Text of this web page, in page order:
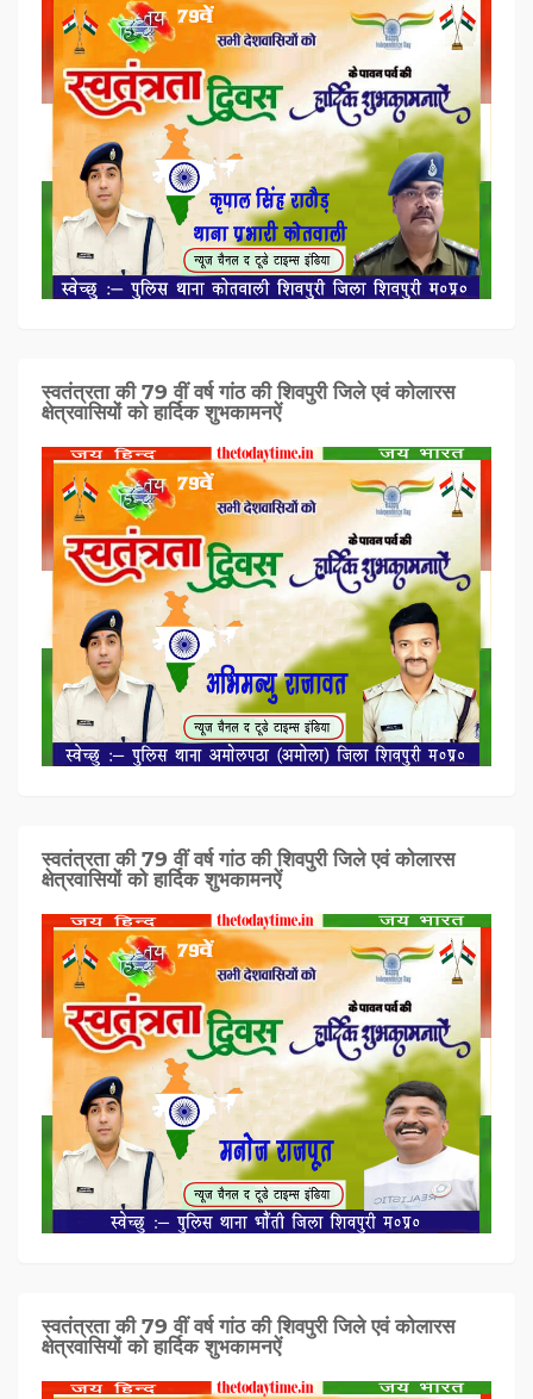
स्वतंत्रता की 79 वीं वर्ष गांठ की शिवपुरी जिले एवं कोलारस
क्षेत्रवासियों को हार्दिक शुभकामनऐं
स्वतंत्रता की 79 वीं वर्ष गांठ की शिवपुरी जिले एवं कोलारस
क्षेत्रवासियों को हार्दिक शुभकामनऐं
स्वतंत्रता की 79 वीं वर्ष गांठ की शिवपुरी जिले एवं कोलारस
क्षेत्रवासियों को हार्दिक शुभकामनऐं